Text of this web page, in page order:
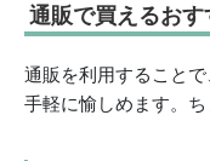
通販で買えるお
通販を利用すること
手軽に愉しめます。ち